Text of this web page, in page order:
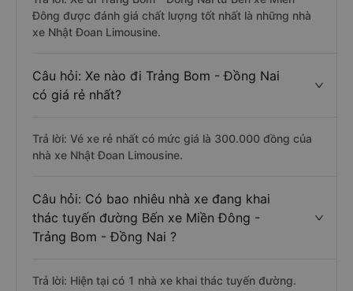
Đông được đánh giá chất lượng tốt nhất là những nhà
xe Nhật Đoan Limousine.
Câu hỏi: Xe nào đi Trảng Bom - Đồng Nai
có giá rẻ nhất?
Trả lời: Vé xe rẻ nhất có mức giá là 300.000 đồng của
nhà xe Nhật Đoan Limousine.
Câu hỏi: Có bao nhiêu nhà xe đang khai
thác tuyến đường Bến xe Miền Đông -
Trảng Bom - Đồng Nai ?
Trả lời: Hiện tại có 1 nhà xe khai thác tuyến đường.